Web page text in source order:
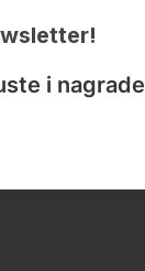
i nagrade